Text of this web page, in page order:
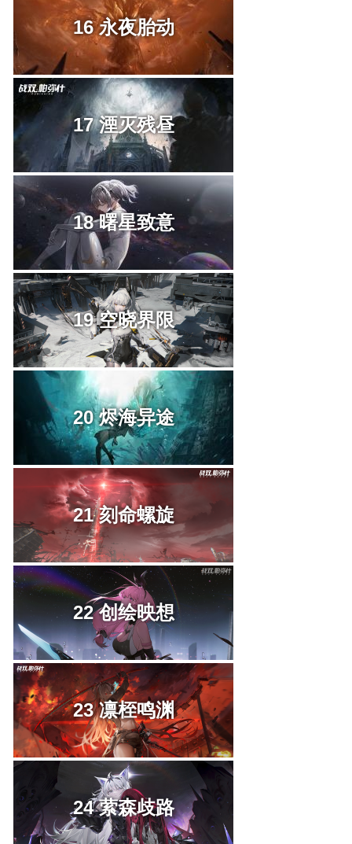
16 永夜胎动
17 湮灭残昼
18 曙星致意
19 空晓界限
20 烬海异途
21 刻命螺旋
22 创绘映想
23 凛桎鸣渊
24 萦森歧路